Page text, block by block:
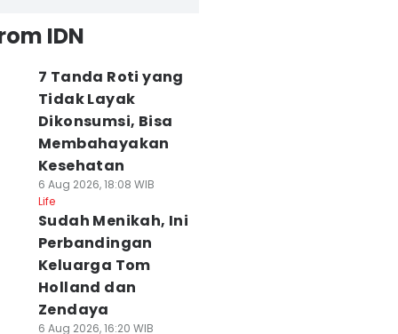
IDN
7 Tanda Roti yang
Tidak Layak
Dikonsumsi, Bisa
Membahayakan
Kesehatan
6 Aug 2026, 18:08 WIB
Life
Sudah Menikah, Ini
Perbandingan
Keluarga Tom
Holland dan
Zendaya
6 Aug 2026, 16:20 WIB